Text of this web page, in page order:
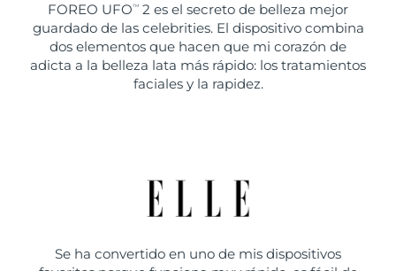
FOREO UFO TM
2 es el secreto de belleza mejor
guardado de las celebrities. El dispositivo combina
dos elementos que hacen que mi corazón de
adicta a la belleza lata más rápido: los tratamientos
faciales y la rapidez.
Se ha convertido en uno de mis dispositivos